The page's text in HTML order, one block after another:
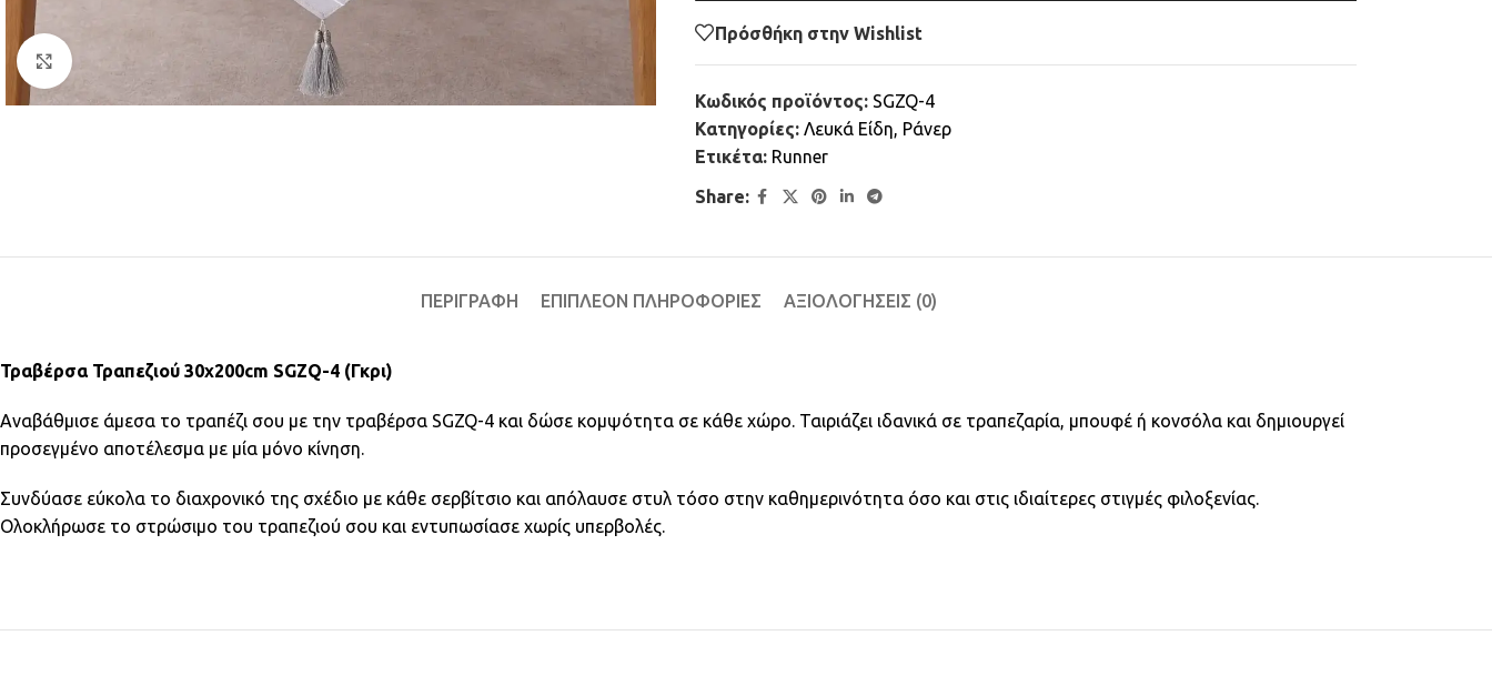
Κλικ για μεγέθυνση
Πρόσθήκη στην Wishlist
Κωδικός προϊόντος: SGZQ-4
Κατηγορίες: Λευκά Είδη, Ράνερ
Ετικέτα: Runner
Share:
ΠΕΡΙΓΡΑΦΉ ΕΠΙΠΛΈΟΝ ΠΛΗΡΟΦΟΡΊΕΣ ΑΞΙΟΛΟΓΉΣΕΙΣ (0)
Τραβέρσα Τραπεζιού 30x200cm SGZQ-4 (Γκρι)
Αναβάθμισε άμεσα το τραπέζι σου με την τραβέρσα SGZQ-4 και δώσε κομψότητα σε κάθε χώρο. Ταιριάζει ιδανικά σε τραπεζαρία, μπουφέ ή κονσόλα και δημιουργεί
προσεγμένο αποτέλεσμα με μία μόνο κίνηση.
Συνδύασε εύκολα το διαχρονικό της σχέδιο με κάθε σερβίτσιο και απόλαυσε στυλ τόσο στην καθημερινότητα όσο και στις ιδιαίτερες στιγμές φιλοξενίας.
Ολοκλήρωσε το στρώσιμο του τραπεζιού σου και εντυπωσίασε χωρίς υπερβολές.